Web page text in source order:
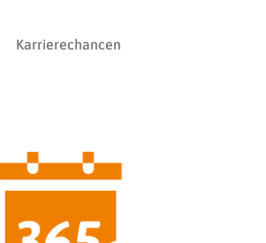
Karrierechancen